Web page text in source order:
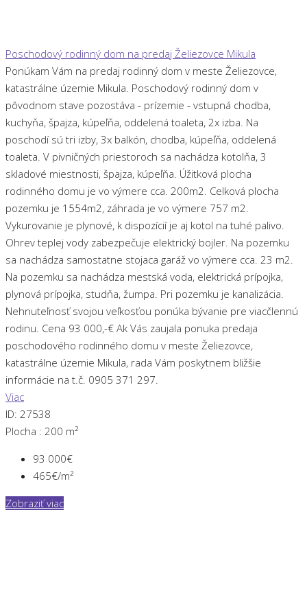
Poschodový rodinný dom na predaj Želiezovce Mikula
Ponúkam Vám na predaj rodinný dom v meste Želiezovce,
katastrálne územie Mikula. Poschodový rodinný dom v
pôvodnom stave pozostáva - prízemie - vstupná chodba,
kuchyňa, špajza, kúpeľňa, oddelená toaleta, 2x izba. Na
poschodí sú tri izby, 3x balkón, chodba, kúpeľňa, oddelená
toaleta. V pivničných priestoroch sa nachádza kotolňa, 3
skladové miestnosti, špajza, kúpeľňa. Úžitková plocha
rodinného domu je vo výmere cca. 200m2. Celková plocha
pozemku je 1554m2, záhrada je vo výmere 757 m2.
Vykurovanie je plynové, k dispozícií je aj kotol na tuhé palivo.
Ohrev teplej vody zabezpečuje elektrický bojler. Na pozemku
sa nachádza samostatne stojaca garáž vo výmere cca. 23 m2.
Na pozemku sa nachádza mestská voda, elektrická prípojka,
plynová prípojka, studňa, žumpa. Pri pozemku je kanalizácia.
Nehnuteľnosť svojou veľkosťou ponúka bývanie pre viacčlennú
rodinu. Cena 93 000,-€ Ak Vás zaujala ponuka predaja
poschodového rodinného domu v meste Želiezovce,
katastrálne územie Mikula, rada Vám poskytnem bližšie
informácie na t.č. 0905 371 297.
Viac
ID: 27538
Plocha : 200 m²
93 000€
465€/m²
Zobraziť viac